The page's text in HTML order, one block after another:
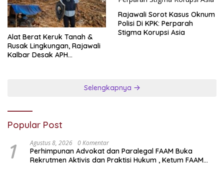
Alat Berat Keruk Tanah &
Rusak Lingkungan, Rajawali
Kalbar Desak APH
Rajawali Sorot Kasus Oknum
Polisi Di KPK: Perparah
Stigma Korupsi Asia
Selengkapnya
Popular Post
1 Agustus 8, 2026 0 Komentar
Perhimpunan Advokat dan Paralegal FAAM Buka
Rekrutmen Aktivis dan Praktisi Hukum , Ketum FAAM